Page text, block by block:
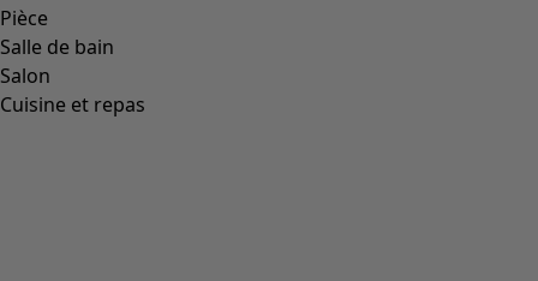
Pièce
Salle de bain
Salon
Cuisine et repas